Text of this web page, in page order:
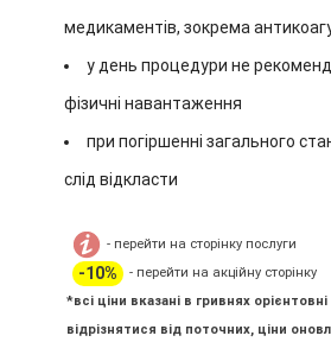
медикаментів, зокрема
у день процедури не
фізичні навантаження
при погіршенні загального
слід відкласти
- перейти на сторінку послуги
-10%
- перейти на акційну сторінку
*всі ціни вказані в гривнях
відрізнятися від поточних, ціни